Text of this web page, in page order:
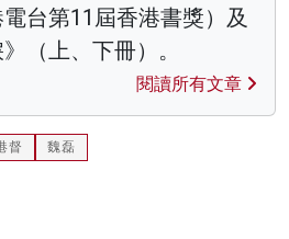
台第11屆香港書獎）及
（上、下冊）。
閱讀所有文章
督 魏磊